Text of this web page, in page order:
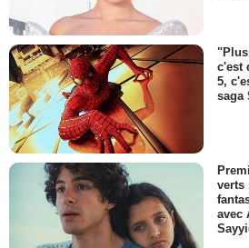
c'est
5,
saga
verts
avec